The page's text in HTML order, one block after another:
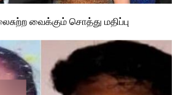
வைக்கும் சொத்து மதிப்பு